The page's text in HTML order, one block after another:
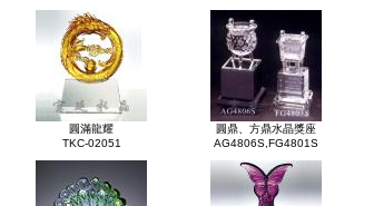
圓滿龍耀
TKC-02051
圓鼎、方鼎水晶獎座
AG4806S,FG4801S